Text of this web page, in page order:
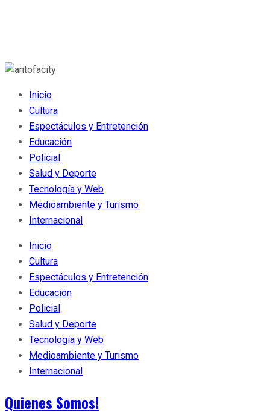
Inicio
Cultura
Espectáculos y Entretención
Educación
Policial
Salud y Deporte
Tecnología y Web
Medioambiente y Turismo
Internacional
Inicio
Cultura
Espectáculos y Entretención
Educación
Policial
Salud y Deporte
Tecnología y Web
Medioambiente y Turismo
Internacional
Quienes Somos!